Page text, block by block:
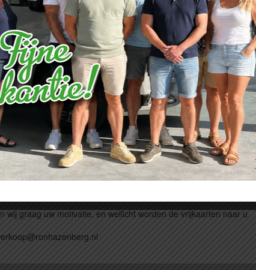
tijdens de CamperExpo te Houten ?
beschikbaar (uitgezonder voor de vrijdag)
wij graag uw motivatie, en wellicht worden de vrijkaarten naar u